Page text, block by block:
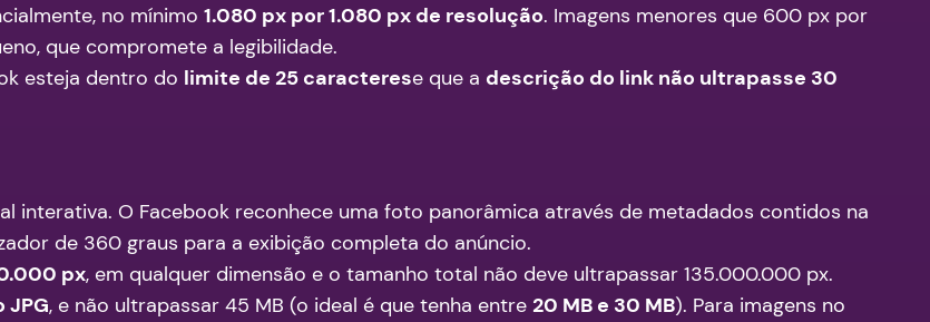
no mínimo 1.080 px por 1.080 px de resolução. Imagens menores que 600 px por
que compromete a legibilidade.
esteja dentro do limite de 25 caracterese que a descrição do link não ultrapasse 30
interativa. O Facebook reconhece uma foto panorâmica através de metadados contidos na
de 360 graus para a exibição completa do anúncio.
px, em qualquer dimensão e o tamanho total não deve ultrapassar 135.000.000 px.
JPG, e não ultrapassar 45 MB (o ideal é que tenha entre 20 MB e 30 MB). Para imagens no